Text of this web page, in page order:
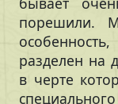
порешили.
разделен на
в черте